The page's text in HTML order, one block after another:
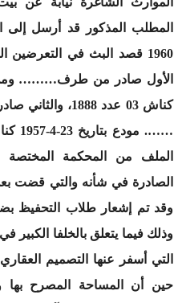
1960 قصد البث في
كناش 03 عدد
الملف من المحكمة المختصة
الصادرة في شأنه والتي قضت
وقد تم إشعار طلاب التحفيظ
وذلك فيما يتعلق بالخلفا
حين أن المساحة المصرح بها